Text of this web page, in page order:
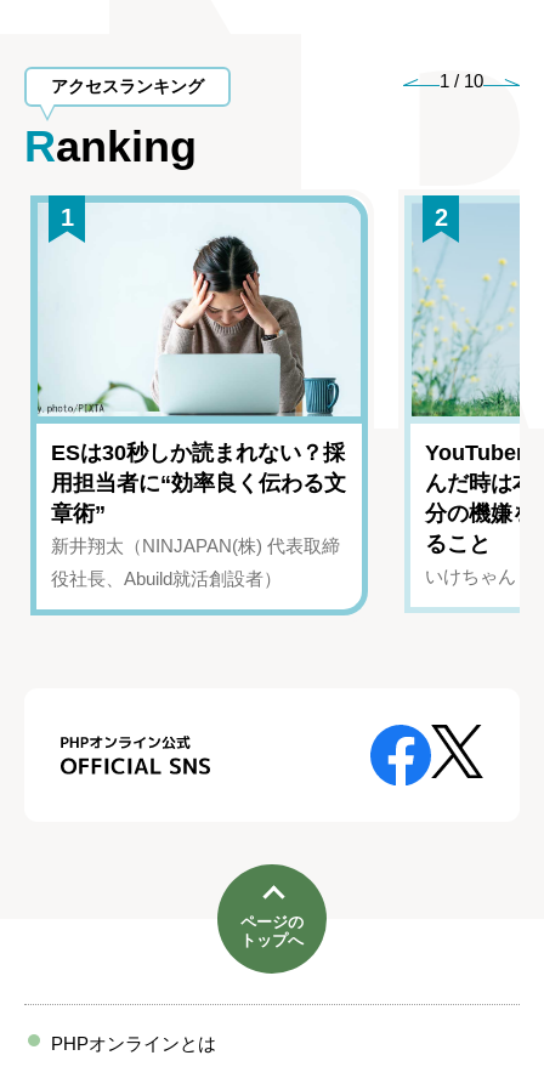
アクセスランキング
Ranking
1 / 10
1
ESは30秒しか読まれない？採
用担当者に“効率良く伝わる文
章術”
新井翔太（NINJAPAN(株) 代表取締
役社長、Abuild就活創設者）
2
YouTuber
んだ時は
分の機嫌を
ること
いけちゃん（
ページの
トップへ
PHPオンラインとは